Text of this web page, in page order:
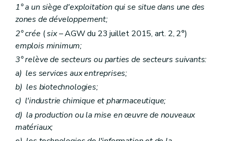
1° a un siège d'exploitation qui se situe dans une des
zones de développement;
2° crée (six– AGW du 23 juillet 2015, art. 2, 2°)
emplois minimum;
3° relève de secteurs ou parties de secteurs suivants:
a) les services aux entreprises;
b) les biotechnologies;
c) l'industrie chimique et pharmaceutique;
d) la production ou la mise en œuvre de nouveaux
matériaux;